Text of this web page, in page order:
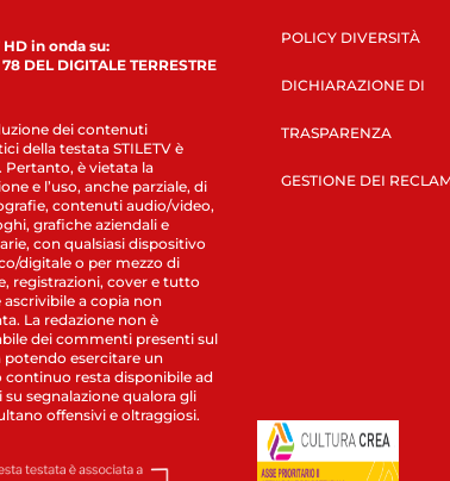
HD in onda su:
DEL DIGITALE TERRESTRE
dei contenuti
della testata STILETV è
Pertanto, è vietata la
e l’uso, anche parziale, di
contenuti audio/video,
grafiche aziendali e
con qualsiasi dispositivo
digitale o per mezzo di
registrazioni, cover e tutto
a copia non
La redazione non è
dei commenti presenti sul
potendo esercitare un
resta disponibile ad
segnalazione qualora gli
offensivi e oltraggiosi.
POLICY DIVERSITÀ
DICHIARAZIONE DI
TRASPARENZA
GESTIONE DEI